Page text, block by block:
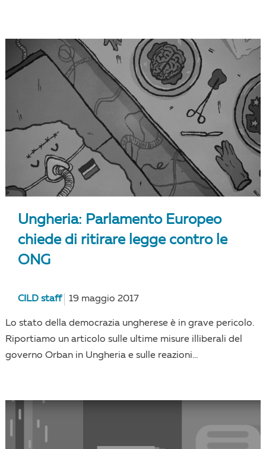
Ungheria: Parlamento Europeo
chiede di ritirare legge contro le
ONG
CILD staff 19 maggio 2017
Lo stato della democrazia ungherese è in grave pericolo.
Riportiamo un articolo sulle ultime misure illiberali del
governo Orban in Ungheria e sulle reazioni...